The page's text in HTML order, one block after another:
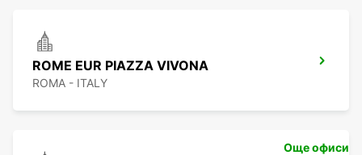
ROME EUR PIAZZA VIVONA
ROMA - ITALY
Още офиси